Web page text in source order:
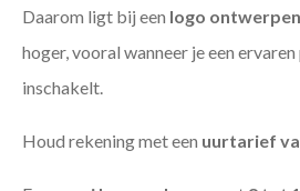
Daarom ligt bij een logo ontwerpen
hoger, vooral wanneer je een
inschakelt.
Houd rekening met een uurtarief